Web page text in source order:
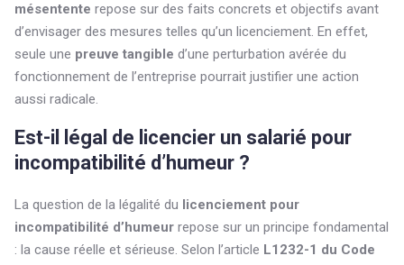
mésentente repose sur des faits concrets et objectifs avant
d’envisager des mesures telles qu’un licenciement. En effet,
seule une preuve tangible d’une perturbation avérée du
fonctionnement de l’entreprise pourrait justifier une action
aussi radicale.
Est-il légal de licencier un salarié pour
incompatibilité d’humeur ?
La question de la légalité du licenciement pour
incompatibilité d’humeur repose sur un principe fondamental
: la cause réelle et sérieuse. Selon l’article L1232-1 du Code